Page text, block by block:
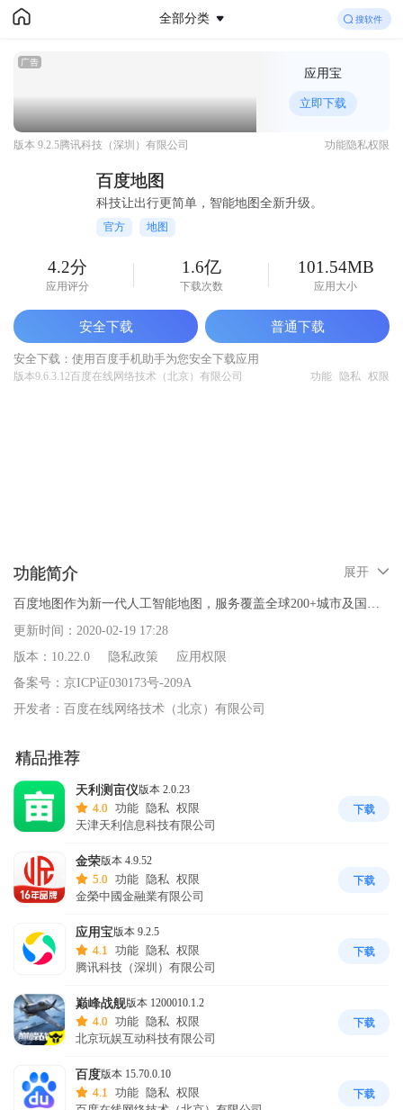
全部分类
应用宝
立即下载
版本 9.2.5腾讯科技（深圳）有限公司 功能隐私权限
百度地图
科技让出行更简单，智能地图全新升级。
官方 地图
4.2分
应用评分
1.6亿
下载次数
101.54MB
应用大小
安全下载 普通下载
安全下载：使用百度手机助手为您安全下载应用
版本9.6.3.12百度在线网络技术（北京）有限公司 功能 隐私 权限
功能简介
百度地图作为新一代人工智能地图，服务覆盖全球200+城市及国
家。导航可信赖、语音交互更简单、数据丰富更贴心的百度地图，
致力于为用户提供更准确、更丰富、更易用的出行服务。
【智能语音】
-喊“小度小度”，轻松查路线、搜地点、问天气，沿途搜等
图全场景使用
-提供包含打车、驾车、公交、步行、骑行、火车、飞机、客车、货
车、摩托车等出行方式的智能规划方案
同出行或驾驶习惯
-提供全国多交通方式组合的智能出行方案
-时间优先，躲避拥堵，少收费，不走高速等多种路线偏好任你选择
【智能导航】
-路况秒级更新，实时推荐更优路线，智能避堵
-智能定位，GPS信号弱也能持续导航
更新时间： 2020-02-19 17:28
版本： 10.22.0 隐私政策
应用权限
备案号： 京ICP证030173号-209A
开发者： 百度在线网络技术（北京）有限公司
展开
精品推荐
天利测亩仪版本 2.0.23
4.0 功能 隐私 权限
天津天利信息科技有限公司
下载
金荣版本 4.9.52
5.0 功能 隐私 权限
金榮中國金融業有限公司
下载
应用宝版本 9.2.5
4.1 功能 隐私 权限
腾讯科技（深圳）有限公司
下载
巅峰战舰版本 1200010.1.2
4.0 功能 隐私 权限
北京玩娱互动科技有限公司
下载
百度版本 15.70.0.10
4.1 功能 隐私 权限
下载